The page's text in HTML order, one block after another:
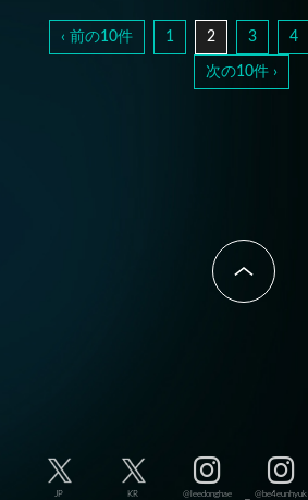
‹ 前の10件 1 2 3 4
次の10件 ›
JP KR @leedonghae @be4eunhyuk